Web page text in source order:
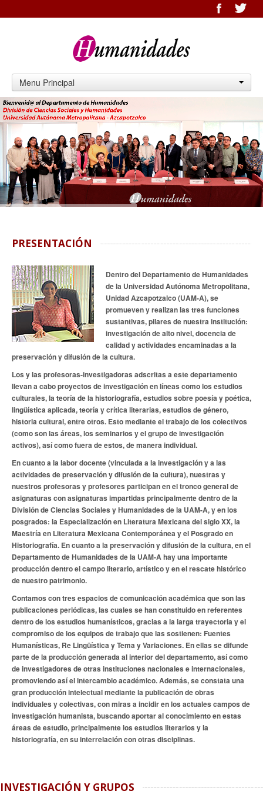
Menu Principal
PRESENTACIÓN
Dentro del Departamento de Humanidades
de la Universidad Autónoma Metropolitana,
Unidad Azcapotzalco (UAM-A), se
promueven y realizan las tres funciones
sustantivas, pilares de nuestra institución:
investigación de alto nivel, docencia de
calidad y actividades encaminadas a la
preservación y difusión de la cultura.
Los y las profesoras-investigadoras adscritas a este departamento
llevan a cabo proyectos de investigación en líneas como los estudios
culturales, la teoría de la historiografía, estudios sobre poesía y poética,
lingüística aplicada, teoría y crítica literarias, estudios de género,
historia cultural, entre otros. Esto mediante el trabajo de los colectivos
(como son las áreas, los seminarios y el grupo de investigación
activos), así como fuera de estos, de manera individual.
En cuanto a la labor docente (vinculada a la investigación y a las
actividades de preservación y difusión de la cultura), nuestras y
nuestros profesoras y profesores participan en el tronco general de
asignaturas con asignaturas impartidas principalmente dentro de la
División de Ciencias Sociales y Humanidades de la UAM-A, y en los
posgrados: la Especialización en Literatura Mexicana del siglo XX, la
Maestría en Literatura Mexicana Contemporánea y el Posgrado en
Historiografía. En cuanto a la preservación y difusión de la cultura, en el
Departamento de Humanidades de la UAM-A hay una importante
producción dentro el campo literario, artístico y en el rescate histórico
de nuestro patrimonio.
Contamos con tres espacios de comunicación académica que son las
publicaciones periódicas, las cuales se han constituido en referentes
dentro de los estudios humanísticos, gracias a la larga trayectoria y el
compromiso de los equipos de trabajo que las sostienen: Fuentes
Humanísticas, Re Lingüística y Tema y Variaciones. En ellas se difunde
parte de la producción generada al interior del departamento, así como
de investigadores de otras instituciones nacionales e internacionales,
promoviendo así el intercambio académico. Además, se constata una
gran producción intelectual mediante la publicación de obras
individuales y colectivas, con miras a incidir en los actuales campos de
investigación humanista, buscando aportar al conocimiento en estas
áreas de estudio, principalmente los estudios literarios y la
historiografía, en su interrelación con otras disciplinas.
INVESTIGACIÓN Y GRUPOS